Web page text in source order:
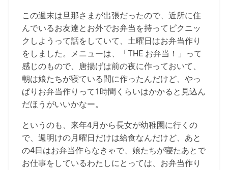
この週末は旦那さまが出張だったので、近所に住
んでいるお友達とお外でお弁当を持ってピクニッ
クしようって話をしていて、土曜日はお弁当作り
をしました。メニューは、「THE お弁当！」って
感じのもので、唐揚げは前の夜に作っておいて、
朝は娘たちが寝ている間に作ったんだけど、やっ
ぱりお弁当作りって1時間くらいはかかると見込ん
だほうがいいかなー。
というのも、来年4月から長女が幼稚園に行くの
で、週明けの月曜日だけは給食なんだけど、あと
の4日はお弁当作らなきゃで、娘たちが寝たあとで
お仕事をしているわたしにとっては、お弁当作り